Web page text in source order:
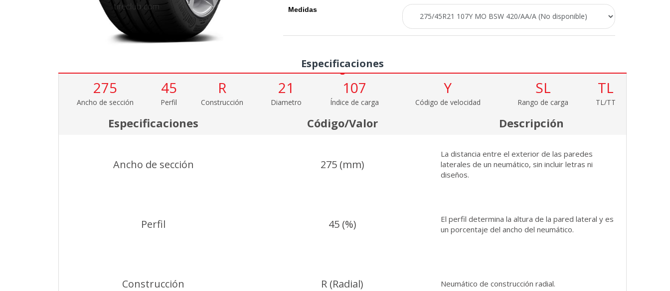
Medidas
Especificaciones
275
Ancho de sección
45
Perfil
R
Construcción
21
Diametro
107
Índice de carga
Y
Código de velocidad
SL
Rango de carga
TL
TL/TT
Especificaciones Código/Valor Descripción
Ancho de sección 275 (mm)
La distancia entre el exterior de las paredes
laterales de un neumático, sin incluir letras ni
diseños.
Perfil 45 (%)
El perfil determina la altura de la pared lateral y es
un porcentaje del ancho del neumático.
Construcción R (Radial) Neumático de construcción radial.